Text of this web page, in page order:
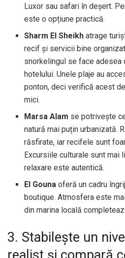
Luxor sau safari în deșert.
este o opțiune practică.
Sharm El Sheikh atrage
recif și servicii bine
snorkelingul se face adesea
hotelului. Unele plaje au
ponton, deci verifică acest
mici.
Marsa Alam se potrivește
natură mai puțin urbanizată.
răsfirate, iar recifele sunt
Excursiile culturale sunt mai
relaxare este autentică.
El Gouna oferă un cadru
boutique. Atmosfera este
din marina locală
3. Stabilește un